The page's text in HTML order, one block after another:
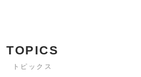
TOPICS
トピックス